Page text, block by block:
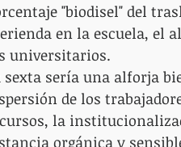
"biodisel" del
en la escuela, el
universitarios.
sexta sería una alforja
de los
la
orgánica y